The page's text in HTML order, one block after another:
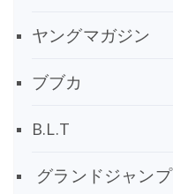
ヤングマガジン
ブブカ
B.L.T
グランドジャンプ